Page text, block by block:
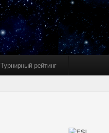
Турнирный рейтинг